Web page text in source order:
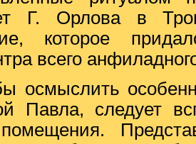
Г. Орлова в
которое
всего
осмыслить
Павла, следует